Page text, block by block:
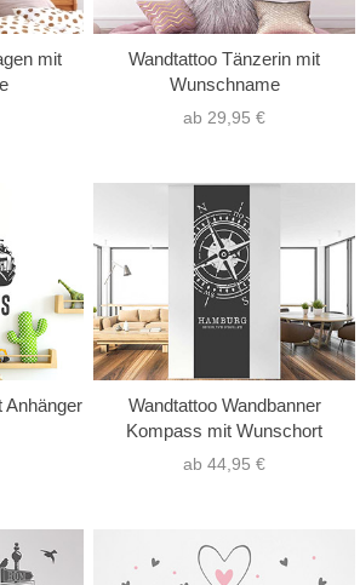
mit
Wandtattoo Tänzerin mit
Wunschname
ab 29,95 €
Anhänger
Wandtattoo Wandbanner
Kompass mit Wunschort
ab 44,95 €